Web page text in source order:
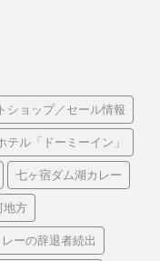
ショップ／セール情報
テル「ドーミーイン」
七ヶ宿ダム湖カレー
地方
ーの辞退者続出